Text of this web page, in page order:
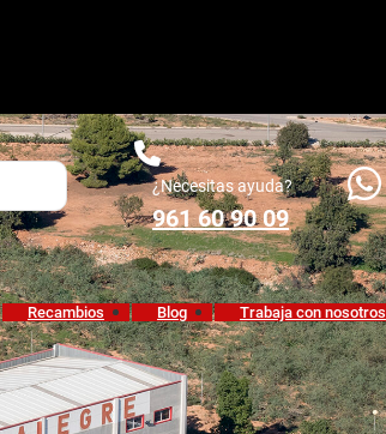
¿Necesitas ayuda?
961 60 90 09
Recambios Blog Trabaja con nosotros